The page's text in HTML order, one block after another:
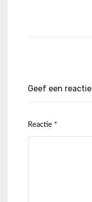
Geef een reactie
Reactie *